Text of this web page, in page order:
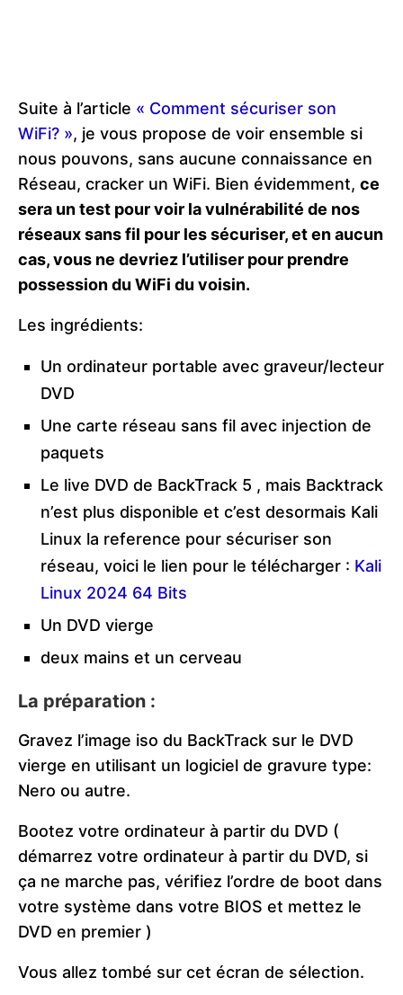
Suite à l’article « Comment sécuriser son
WiFi? », je vous propose de voir ensemble si
nous pouvons, sans aucune connaissance en
Réseau, cracker un WiFi. Bien évidemment, ce
sera un test pour voir la vulnérabilité de nos
réseaux sans fil pour les sécuriser, et en aucun
cas, vous ne devriez l’utiliser pour prendre
possession du WiFi du voisin.
Les ingrédients:
Un ordinateur portable avec graveur/lecteur
DVD
Une carte réseau sans fil avec injection de
paquets
Le live DVD de BackTrack 5 , mais Backtrack
n’est plus disponible et c’est desormais Kali
Linux la reference pour sécuriser son
réseau, voici le lien pour le télécharger : Kali
Linux 2024 64 Bits
Un DVD vierge
deux mains et un cerveau
La préparation :
Gravez l’image iso du BackTrack sur le DVD
vierge en utilisant un logiciel de gravure type:
Nero ou autre.
Bootez votre ordinateur à partir du DVD (
démarrez votre ordinateur à partir du DVD, si
ça ne marche pas, vérifiez l’ordre de boot dans
votre système dans votre BIOS et mettez le
DVD en premier )
Vous allez tombé sur cet écran de sélection.